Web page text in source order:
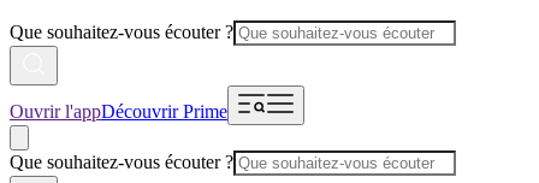
Que souhaitez-vous écouter ?
Ouvrir l'appDécouvrir Prime
Que souhaitez-vous écouter ?